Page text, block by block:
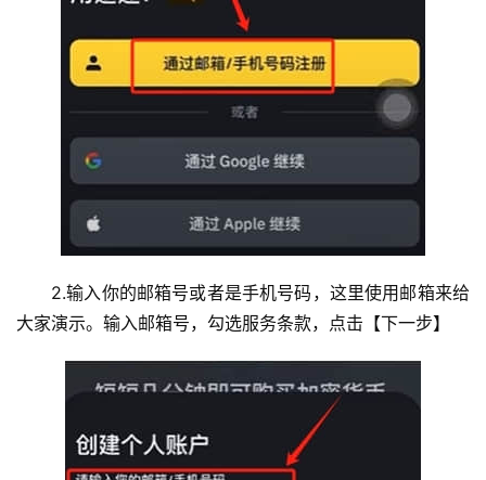
2.输入你的邮箱号或者是手机号码，这里使用邮箱来给
大家演示。输入邮箱号，勾选服务条款，点击【下一步】